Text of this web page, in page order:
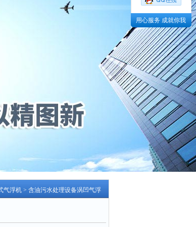
气浮机 > 含油污水处理设备涡凹气浮
用心服务 成就你我